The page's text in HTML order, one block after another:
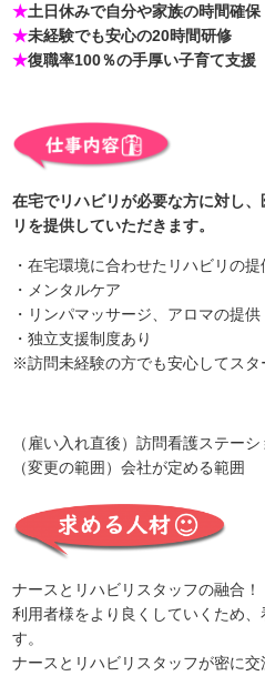
★土日休みで自分や家族の時間確保
★未経験でも安心の20時間研修
★復職率100％の手厚い子育て支援
在宅でリハビリが必要な方に対し
リを提供していただきます。
・在宅環境に合わせたリハビリの提
・メンタルケア
・リンパマッサージ、アロマの提供
・独立支援制度あり
※訪問未経験の方でも安心してスタ
（雇い入れ直後）訪問看護ステー
（変更の範囲）会社が定める範囲
ナースとリハビリスタッフの融合！
利用者様をより良くしていくため
す。
ナースとリハビリスタッフが密に